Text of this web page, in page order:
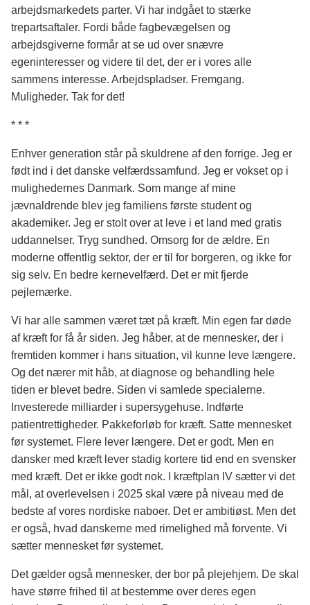
arbejdsmarkedets parter. Vi har indgået to stærke
trepartsaftaler. Fordi både fagbevægelsen og
arbejdsgiverne formår at se ud over snævre
egeninteresser og videre til det, der er i vores alle
sammens interesse. Arbejdspladser. Fremgang.
Muligheder. Tak for det!
* * *
Enhver generation står på skuldrene af den forrige. Jeg er
født ind i det danske velfærdssamfund. Jeg er vokset op i
mulighedernes Danmark. Som mange af mine
jævnaldrende blev jeg familiens første student og
akademiker. Jeg er stolt over at leve i et land med gratis
uddannelser. Tryg sundhed. Omsorg for de ældre. En
moderne offentlig sektor, der er til for borgeren, og ikke for
sig selv. En bedre kernevelfærd. Det er mit fjerde
pejlemærke.
Vi har alle sammen været tæt på kræft. Min egen far døde
af kræft for få år siden. Jeg håber, at de mennesker, der i
fremtiden kommer i hans situation, vil kunne leve længere.
Og det nærer mit håb, at diagnose og behandling hele
tiden er blevet bedre. Siden vi samlede specialerne.
Investerede milliarder i supersygehuse. Indførte
patientrettigheder. Pakkeforløb for kræft. Satte mennesket
før systemet. Flere lever længere. Det er godt. Men en
dansker med kræft lever stadig kortere tid end en svensker
med kræft. Det er ikke godt nok. I kræftplan IV sætter vi det
mål, at overlevelsen i 2025 skal være på niveau med de
bedste af vores nordiske naboer. Det er ambitiøst. Men det
er også, hvad danskerne med rimelighed må forvente. Vi
sætter mennesket før systemet.
Det gælder også mennesker, der bor på plejehjem. De skal
have større frihed til at bestemme over deres egen